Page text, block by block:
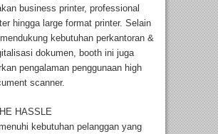
business printer, professional
hingga large format printer. Selain
kebutuhan perkantoran &
dokumen, booth ini juga
pengalaman penggunaan high
scanner.
HASSLE
kebutuhan pelanggan yang